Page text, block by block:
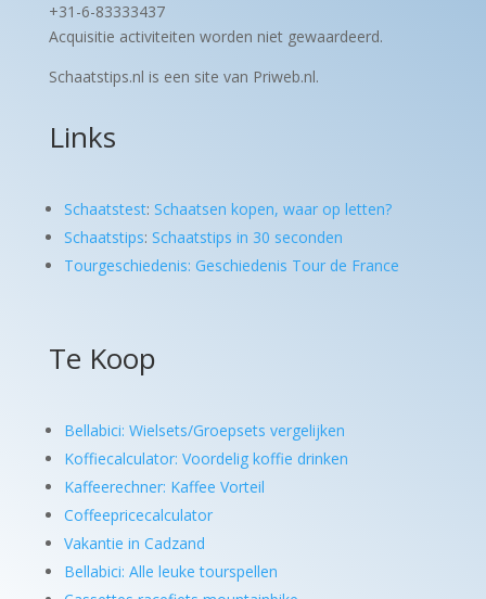
+31-6-83333437
Acquisitie activiteiten worden niet gewaardeerd.
Schaatstips.nl is een site van Priweb.nl.
Links
Schaatstest: Schaatsen kopen, waar op letten?
Schaatstips: Schaatstips in 30 seconden
Tourgeschiedenis: Geschiedenis Tour de France
Te Koop
Bellabici: Wielsets/Groepsets vergelijken
Koffiecalculator: Voordelig koffie drinken
Kaffeerechner: Kaffee Vorteil
Coffeepricecalculator
Vakantie in Cadzand
Bellabici: Alle leuke tourspellen